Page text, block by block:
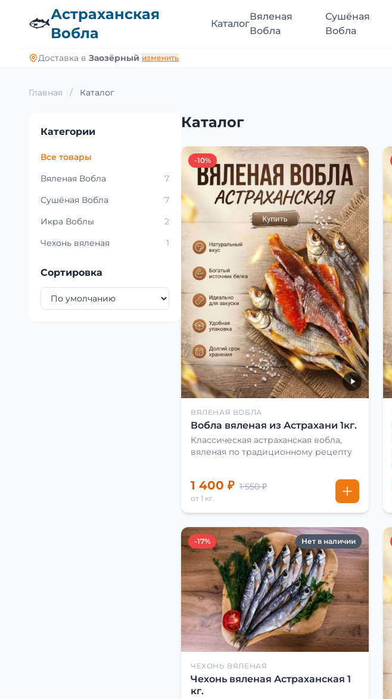
🐟Астраханская
Вобла
Каталог
Вяленая
Вобла
Сушёная
Вобла
Доставка в Заозёрный изменить
Главная / Каталог
Категории
Все товары
Вяленая Вобла
7
Сушёная Вобла
7
Икра Воблы
2
Чехонь вяленая
1
Сортировка
Каталог
-10%
ВЯЛЕНАЯ ВОБЛА
Вобла вяленая из Астрахани 1кг.
Классическая астраханская вобла,
вяленая по традиционному рецепту
1 400 ₽ 1 550 ₽
от 1 кг.
-17% Нет в наличии
ЧЕХОНЬ ВЯЛЕНАЯ
Чехонь вяленая Астраханская 1
кг.